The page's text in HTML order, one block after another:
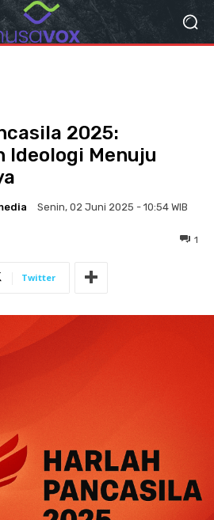
2025:
Ideologi Menuju
Senin, 02 Juni 2025 - 10:54 WIB
1
Twitter